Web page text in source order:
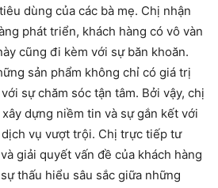
dùng của các bà mẹ. Chị nhận
phát triển, khách hàng có vô vàn
cũng đi kèm với sự băn khoăn.
sản phẩm không chỉ có giá trị
sự chăm sóc tận tâm. Bởi vậy, chị
dựng niềm tin và sự gắn kết với
vụ vượt trội. Chị trực tiếp tư
giải quyết vấn đề của khách hàng
thấu hiểu sâu sắc giữa những